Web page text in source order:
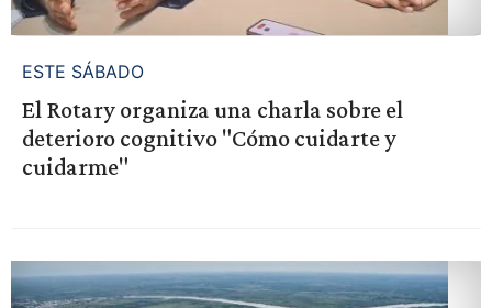
ESTE SÁBADO
El Rotary organiza una charla sobre el
deterioro cognitivo "Cómo cuidarte y
cuidarme"